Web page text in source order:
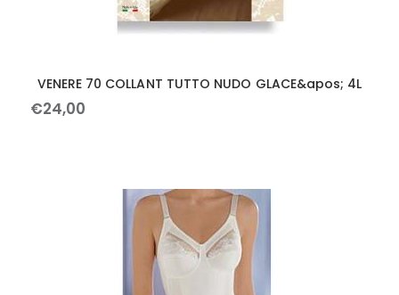
VENERE 70 COLLANT TUTTO NUDO GLACE&apos; 4L
€24,00